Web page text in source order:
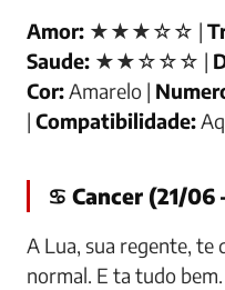
Amor: ★★★☆☆ |
Saude: ★★☆☆☆ |
Cor:Amarelo |
| Compatibilidade:
♋ Cancer (21/06
A Lua, sua regente, te
normal. E ta tudo